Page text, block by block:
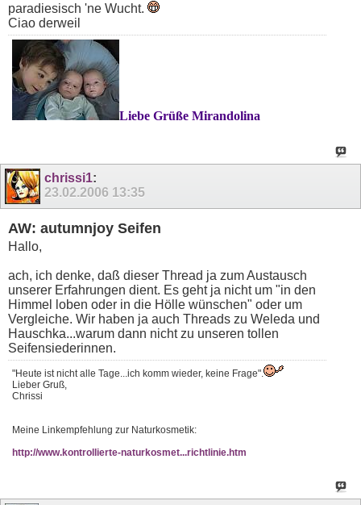
paradiesisch 'ne Wucht.
Ciao derweil
Liebe Grüße Mirandolina
chrissi1:
23.02.2006 13:35
AW: autumnjoy Seifen
Hallo,
ach, ich denke, daß dieser Thread ja zum Austausch
unserer Erfahrungen dient. Es geht ja nicht um "in den
Himmel loben oder in die Hölle wünschen" oder um
Vergleiche. Wir haben ja auch Threads zu Weleda und
Hauschka...warum dann nicht zu unseren tollen
Seifensiederinnen.
"Heute ist nicht alle Tage...ich komm wieder, keine Frage".
Lieber Gruß,
Chrissi
Meine Linkempfehlung zur Naturkosmetik:
http://www.kontrollierte-naturkosmet...richtlinie.htm